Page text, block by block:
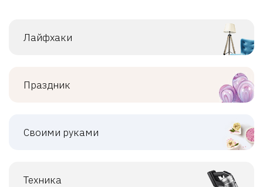
Лайфхаки
Праздник
Своими руками
Техника